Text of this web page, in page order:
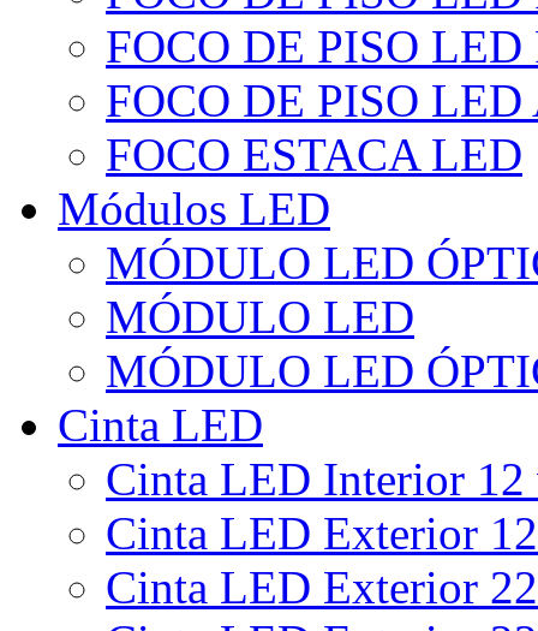
FOCO DE PISO
FOCO DE PISO
FOCO ESTACA LED
Módulos LED
MÓDULO LED
MÓDULO LED
MÓDULO LED
Cinta LED
Cinta LED Interior
Cinta LED Exterior
Cinta LED Exterior